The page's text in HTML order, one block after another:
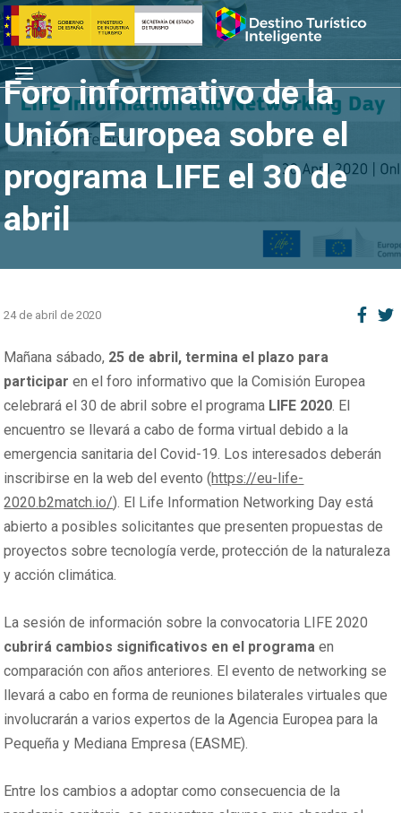
Saltar
al
contenido
Inicio
Menú
Foro informativo de la
Unión Europea sobre el
programa LIFE el 30 de
abril
24 de abril de 2020
Mañana sábado, 25 de abril, termina el plazo para
participar en el foro informativo que la Comisión Europea
celebrará el 30 de abril sobre el programa LIFE 2020. El
encuentro se llevará a cabo de forma virtual debido a la
emergencia sanitaria del Covid-19. Los interesados deberán
inscribirse en la web del evento (https://eu-life-
2020.b2match.io/). El Life Information Networking Day está
abierto a posibles solicitantes que presenten propuestas de
proyectos sobre tecnología verde, protección de la naturaleza
y acción climática.
La sesión de información sobre la convocatoria LIFE 2020
cubrirá cambios significativos en el programa en
comparación con años anteriores. El evento de networking se
llevará a cabo en forma de reuniones bilaterales virtuales que
involucrarán a varios expertos de la Agencia Europea para la
Pequeña y Mediana Empresa (EASME).
Entre los cambios a adoptar como consecuencia de la